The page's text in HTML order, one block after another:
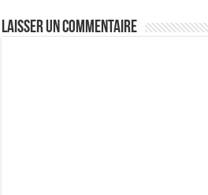
Laisser un commentaire